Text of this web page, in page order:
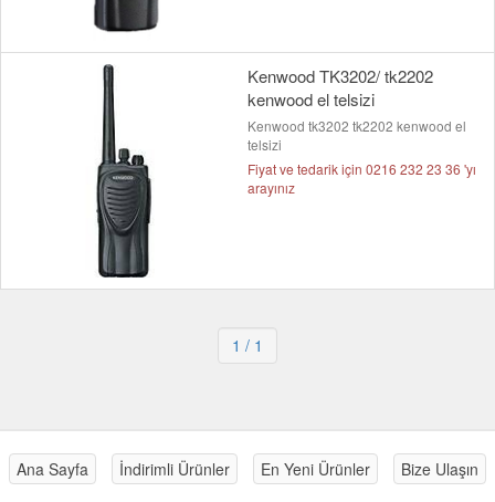
Kenwood TK3202/ tk2202
kenwood el telsizi
Kenwood tk3202 tk2202 kenwood el
telsizi
Fiyat ve tedarik için 0216 232 23 36 'yı
arayınız
1 / 1
Ana Sayfa İndirimli Ürünler En Yeni Ürünler Bize Ulaşın